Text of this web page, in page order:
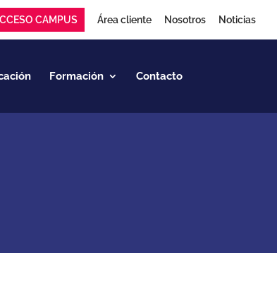
CAMPUS Área cliente Nosotros Noticias
Formación Contacto